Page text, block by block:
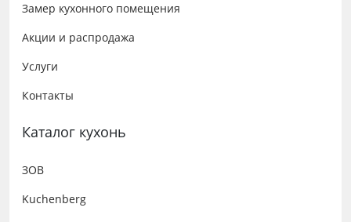
Замер кухонного помещения
Акции и распродажа
Услуги
Контакты
Каталог кухонь
ЗОВ
Kuchenberg